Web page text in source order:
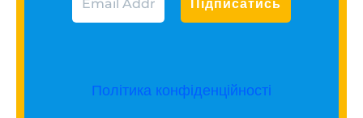
Політика конфіденційності